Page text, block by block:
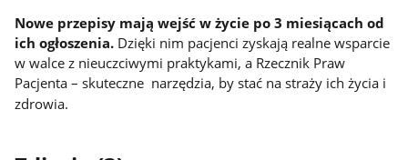
Nowe przepisy mają wejść w życie po 3 miesiącach od
ich ogłoszenia. Dzięki nim pacjenci zyskają realne wsparcie
w walce z nieuczciwymi praktykami, a Rzecznik Praw
Pacjenta – skuteczne narzędzia, by stać na straży ich życia i
zdrowia.